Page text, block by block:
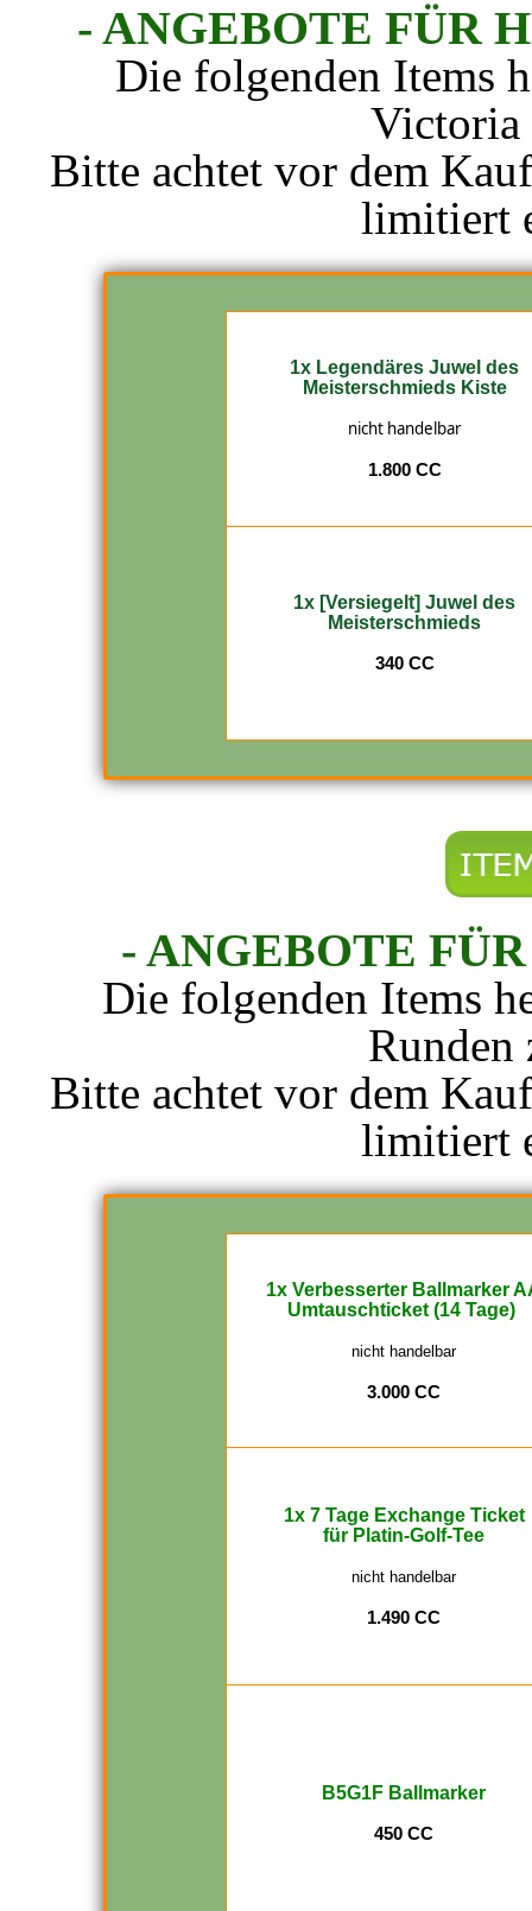
- ANGEBOTE FÜR
Die folgenden Items
Victoria
Bitte achtet vor dem
limitiert
1x Legendäres Juwel des
Meisterschmieds Kiste
nicht handelbar
1.800 CC
1x [Versiegelt] Juwel des
Meisterschmieds
340 CC
- ANGEBOTE
Die folgenden Items
Runden
Bitte achtet vor dem
limitiert
1x Verbesserter Ballmarker
Umtauschticket (14 Tage)
nicht handelbar
3.000 CC
1x 7 Tage Exchange Ticket
für Platin-Golf-Tee
nicht handelbar
1.490 CC
B5G1F Ballmarker
450 CC